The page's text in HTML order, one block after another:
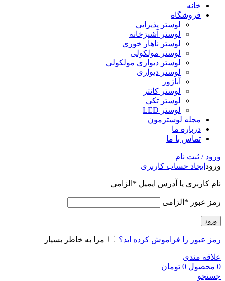
خانه
فروشگاه
لوستر پذیرایی
لوستر آشپزخانه
لوستر ناهار خوری
لوستر مولکولی
لوستر دیواری مولکولی
لوستر دیواری
آباژور
لوستر کانتر
لوستر تکی
لوستر LED
مجله لوسترمون
درباره ما
تماس با ما
ورود / ثبت نام
ورود ایجاد حساب کاربری
نام کاربری یا آدرس ایمیل * الزامی
رمز عبور * الزامی
ورود
رمز عبور را فراموش کرده اید؟ مرا به خاطر بسپار
علاقه مندی
0 محصول 0 تومان
جستجو